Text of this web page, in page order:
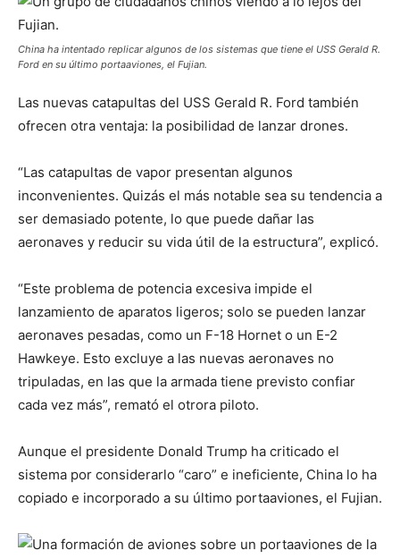
China ha intentado replicar algunos de los sistemas que tiene el USS Gerald R.
Ford en su último portaaviones, el Fujian.
Las nuevas catapultas del USS Gerald R. Ford también
ofrecen otra ventaja: la posibilidad de lanzar drones.
“Las catapultas de vapor presentan algunos
inconvenientes. Quizás el más notable sea su tendencia a
ser demasiado potente, lo que puede dañar las
aeronaves y reducir su vida útil de la estructura”, explicó.
“Este problema de potencia excesiva impide el
lanzamiento de aparatos ligeros; solo se pueden lanzar
aeronaves pesadas, como un F-18 Hornet o un E-2
Hawkeye. Esto excluye a las nuevas aeronaves no
tripuladas, en las que la armada tiene previsto confiar
cada vez más”, remató el otrora piloto.
Aunque el presidente Donald Trump ha criticado el
sistema por considerarlo “caro” e ineficiente, China lo ha
copiado e incorporado a su último portaaviones, el Fujian.